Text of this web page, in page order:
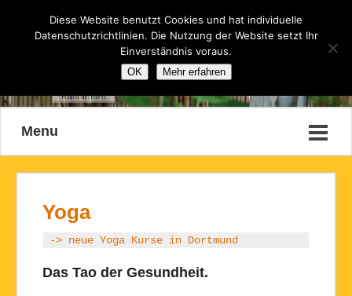
Menu
Yoga
-> neue Yoga Kurse in Dortmund
Das Tao der Gesundheit.
Diese Website benutzt Cookies und hat individuelle
Datenschutzrichtlinien. Die Nutzung der Website setzt Ihr
Einverständnis voraus.
OK Mehr erfahren